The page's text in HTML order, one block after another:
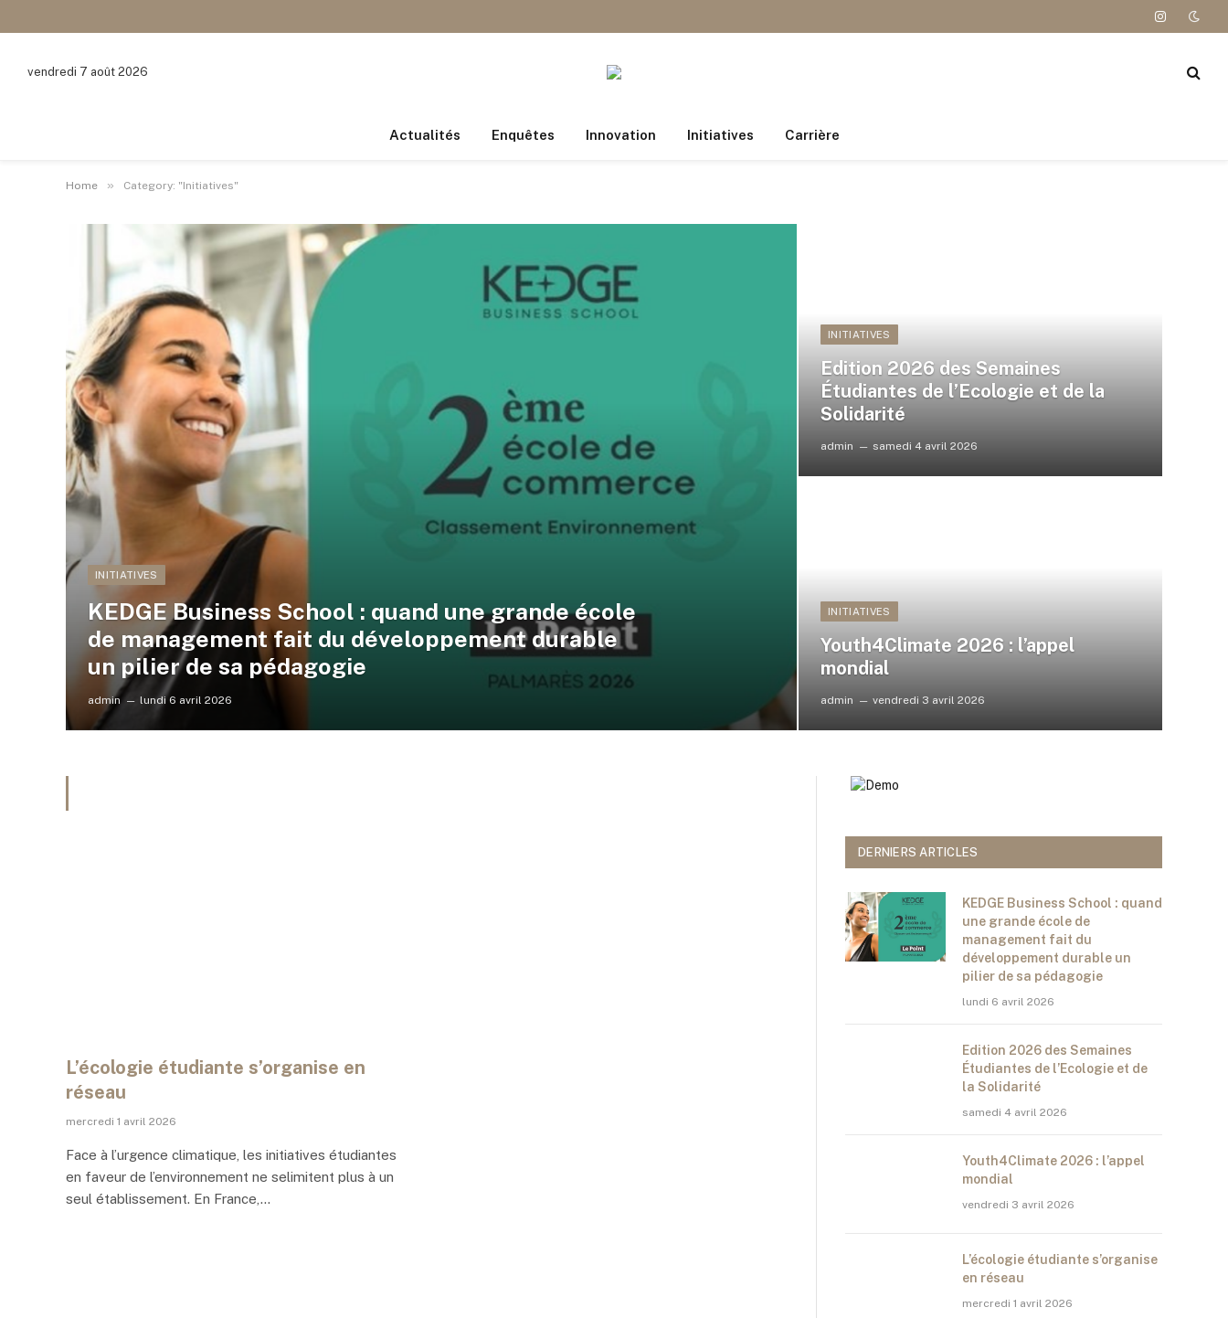
Instagram
vendredi 7 août 2026
Actualités Enquêtes Innovation Initiatives Carrière
Home » Category: "Initiatives"
INITIATIVES
KEDGE Business School : quand une grande école
de management fait du développement durable
un pilier de sa pédagogie
admin lundi 6 avril 2026
INITIATIVES
Edition 2026 des Semaines
Étudiantes de l’Ecologie et de la
Solidarité
admin samedi 4 avril 2026
INITIATIVES
Youth4Climate 2026 : l’appel
mondial
admin vendredi 3 avril 2026
L’écologie étudiante s’organise en
réseau
mercredi 1 avril 2026
Face à l’urgence climatique, les initiatives étudiantes
en faveur de l’environnement ne selimitent plus à un
seul établissement. En France,…
DERNIERS ARTICLES
KEDGE Business School : quand
une grande école de
management fait du
développement durable un
pilier de sa pédagogie
lundi 6 avril 2026
Edition 2026 des Semaines
Étudiantes de l’Ecologie et de
la Solidarité
samedi 4 avril 2026
Youth4Climate 2026 : l’appel
mondial
vendredi 3 avril 2026
L’écologie étudiante s’organise
en réseau
mercredi 1 avril 2026